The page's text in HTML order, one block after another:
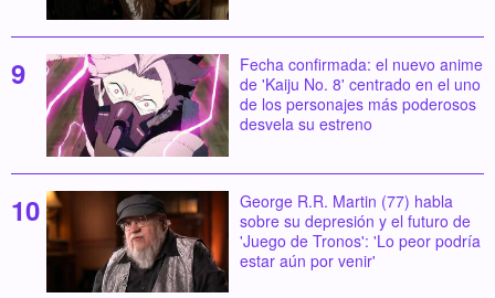
Fecha confirmada: el nuevo anime
de 'Kaiju No. 8' centrado en el uno
de los personajes más poderosos
desvela su estreno
George R.R. Martin (77) habla
sobre su depresión y el futuro de
'Juego de Tronos': 'Lo peor podría
estar aún por venir'